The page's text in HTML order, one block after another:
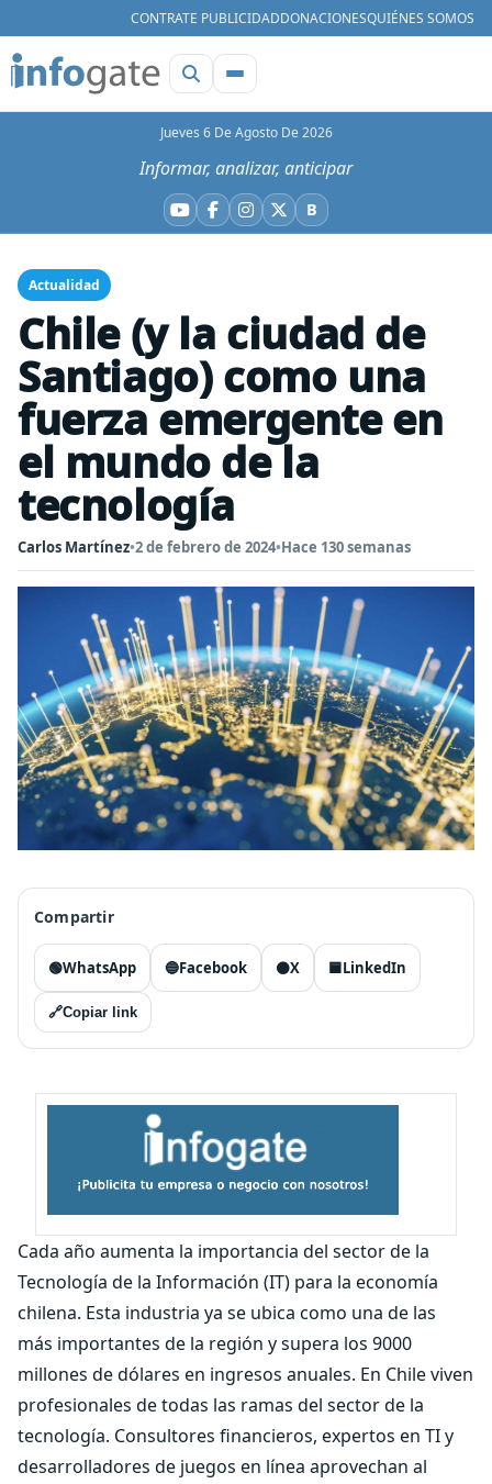
CONTRATE PUBLICIDADDONACIONESQUIÉNES SOMOS
Jueves 6 De Agosto De 2026
Informar, analizar, anticipar
YouTube
Facebook
Instagram
X BBluesky
Actualidad
Chile (y la ciudad de
Santiago) como una
fuerza emergente en
el mundo de la
tecnología
Carlos Martínez•2 de febrero de 2024•Hace 130 semanas
Compartir
🟢WhatsApp 🔵Facebook ⚫X 🟦LinkedIn
🔗Copiar link
Cada año aumenta la importancia del sector de la
Tecnología de la Información (IT) para la economía
chilena. Esta industria ya se ubica como una de las
más importantes de la región y supera los 9000
millones de dólares en ingresos anuales. En Chile viven
profesionales de todas las ramas del sector de la
tecnología. Consultores financieros, expertos en TI y
desarrolladores de juegos en línea aprovechan al